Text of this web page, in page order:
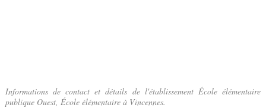
Informations de contact et détails de l'établissement École élémentaire
publique Ouest, École élémentaire à Vincennes.